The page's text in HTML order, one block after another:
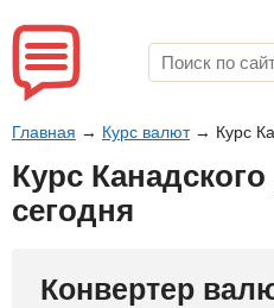
Главная → Курс валют→ Курс
Курс
сегодня
Конвертер